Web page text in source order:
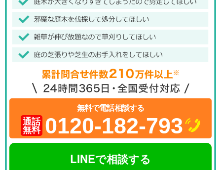
無料で電話相談する
通話
無料 0120-182-793
LINEで相談する